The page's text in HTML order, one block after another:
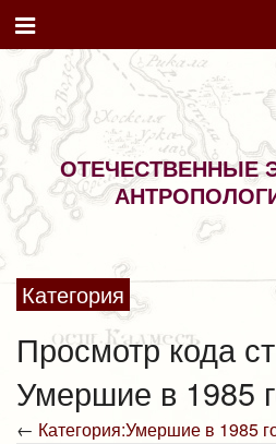
ОТЕЧЕСТВЕННЫЕ
Категория
Просмотр кода
Умершие в 1985
← Категория:Умершие в 1985